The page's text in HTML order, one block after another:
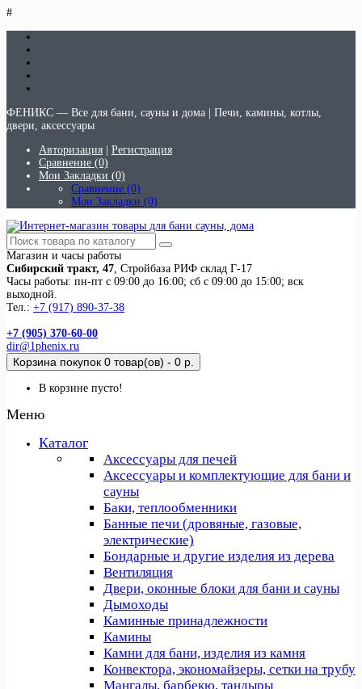
#
ФЕНИКС — Все для бани, сауны и дома | Печи, камины, котлы,
двери, аксессуары
Авторизация
Регистрация
Сравнение (0)
Мои Закладки (0)
Сравнение (0)
Мои Закладки (0)
Магазин и часы работы
Сибирский тракт, 47, Стройбаза РИФ склад Г-17
Часы работы: пн-пт с 09:00 до 16:00; сб с 09:00 до 15:00; вск
выходной.
Тел.: +7 (917) 890-37-38
+7 (905) 370-60-00
dir@1phenix.ru
Корзина покупок 0 товар(ов) - 0 р.
В корзине пусто!
Меню
Каталог
Аксессуары для печей
Аксессуары и комплектующие для бани и
сауны
Баки, теплообменники
Банные печи (дровяные, газовые,
электрические)
Бондарные и другие изделия из дерева
Вентиляция
Двери, оконные блоки для бани и сауны
Дымоходы
Каминные принадлежности
Камины
Камни для бани, изделия из камня
Конвектора, экономайзеры, сетки на трубу
Мангалы, барбекю, тандыры